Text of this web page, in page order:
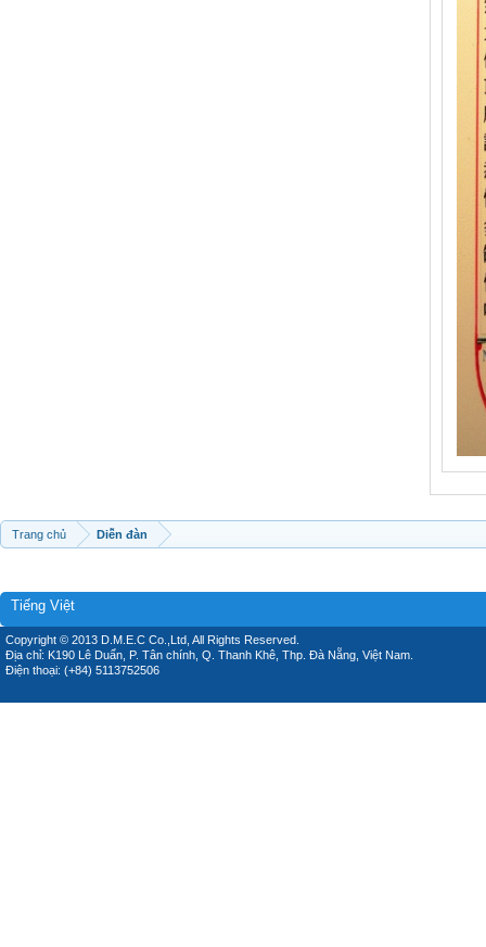
Trang chủ Diễn đàn
Tiếng Việt
Copyright © 2013 D.M.E.C Co.,Ltd, All Rights Reserved.
Địa chỉ: K190 Lê Duẩn, P. Tân chính, Q. Thanh Khê, Thp. Đà Nẵng, Việt Nam.
Điện thoại: (+84) 5113752506